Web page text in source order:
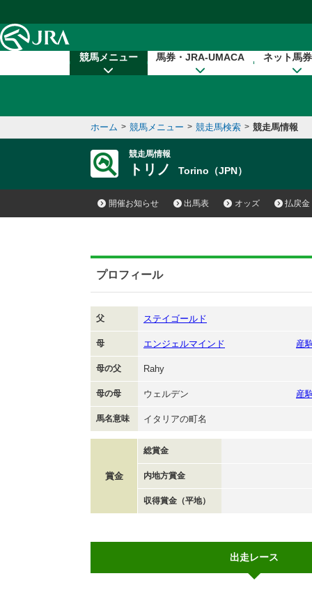
競馬メニュー 馬券・JRA-UMACA ネット馬
ホーム > 競馬メニュー > 競走馬検索 > 競走馬情報
競走馬情報
トリノ Torino（JPN）
開催お知らせ 出馬表 オッズ 払戻金
プロフィール
父 ステイゴールド
母 エンジェルマインド 産
母の父 Rahy
母の母 ウェルデン 産
馬名意味 イタリアの町名
賞金
総賞金
内地方賞金
収得賞金（平地）
出走レース